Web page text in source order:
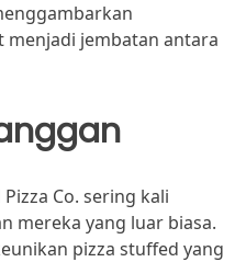
menjadi jembatan antara
Co. sering kali
mereka yang luar biasa.
pizza stuffed yang